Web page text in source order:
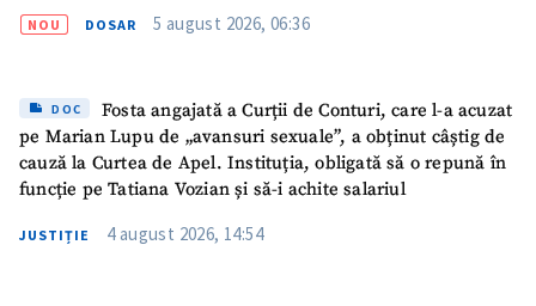
NOU DOSAR 5 august 2026, 06:36
DOC
Fosta angajată a Curții de Conturi, care l-a acuzat
pe Marian Lupu de „avansuri sexuale”, a obținut câștig de
cauză la Curtea de Apel. Instituția, obligată să o repună în
funcție pe Tatiana Vozian și să-i achite salariul
JUSTIȚIE 4 august 2026, 14:54